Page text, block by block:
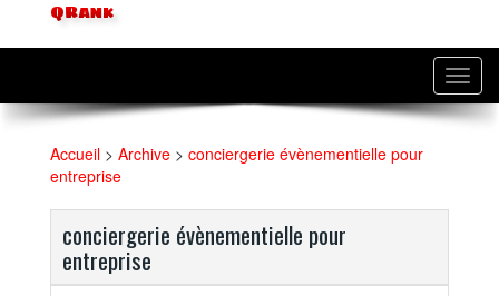
QRank
Accueil > Archive > conciergerie évènementielle pour
entreprise
conciergerie évènementielle pour
entreprise